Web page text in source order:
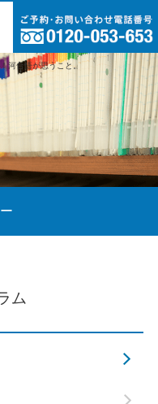
河合悟が思うこと。
ム